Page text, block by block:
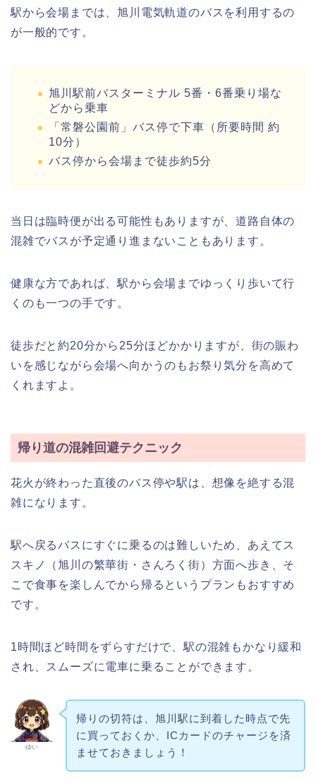
駅から会場までは、旭川電気軌道のバスを利用するの
が一般的です。
旭川駅前バスターミナル 5番・6番乗り場な
どから乗車
「常磐公園前」バス停で下車（所要時間 約
10分）
バス停から会場まで徒歩約5分
当日は臨時便が出る可能性もありますが、道路自体の
混雑でバスが予定通り進まないこともあります。
健康な方であれば、駅から会場までゆっくり歩いて行
くのも一つの手です。
徒歩だと約20分から25分ほどかかりますが、街の賑わ
いを感じながら会場へ向かうのもお祭り気分を高めて
くれますよ。
帰り道の混雑回避テクニック
花火が終わった直後のバス停や駅は、想像を絶する混
雑になります。
駅へ戻るバスにすぐに乗るのは難しいため、あえてス
スキノ（旭川の繁華街・さんろく街）方面へ歩き、そ
こで食事を楽しんでから帰るというプランもおすすめ
です。
1時間ほど時間をずらすだけで、駅の混雑もかなり緩和
され、スムーズに電車に乗ることができます。
ゆい
帰りの切符は、旭川駅に到着した時点で先
に買っておくか、ICカードのチャージを済
ませておきましょう！